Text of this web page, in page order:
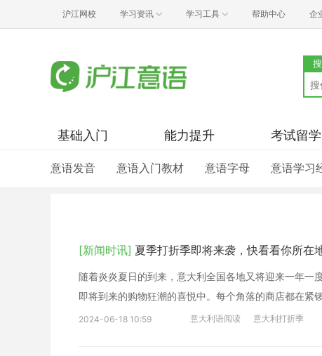
沪江网校 学习资讯 学习工具 帮助中心 企
基础入门 能力提升 考试留学
意语发音 意语入门教材 意语字母 意语学习
[新闻时讯] 夏季打折季即将来袭，快看看你所在
随着炎炎夏日的到来，意大利全国各地又将迎来一年一
即将到来的购物狂潮的喜悦中。每个角落的商店都在紧
2024-06-18 10:59 意大利语阅读 意大利打折季